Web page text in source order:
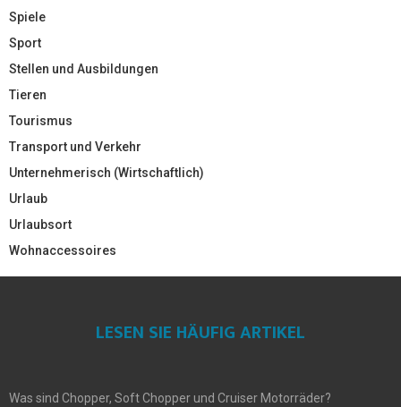
Spiele
Sport
Stellen und Ausbildungen
Tieren
Tourismus
Transport und Verkehr
Unternehmerisch (Wirtschaftlich)
Urlaub
Urlaubsort
Wohnaccessoires
LESEN SIE HÄUFIG ARTIKEL
Was sind Chopper, Soft Chopper und Cruiser Motorräder?